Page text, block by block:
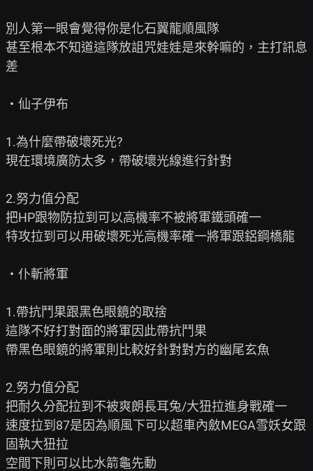
別人第一眼會覺得你是化石翼龍順風隊
甚至根本不知道這隊放詛咒娃娃是來幹嘛的，主打訊息
差
‧仙子伊布
1.為什麼帶破壞死光?
現在環境廣防太多，帶破壞光線進行針對
2.努力值分配
把HP跟物防拉到可以高機率不被將軍鐵頭確一
特攻拉到可以用破壞死光高機率確一將軍跟鋁鋼橋龍
‧仆斬將軍
1.帶抗鬥果跟黑色眼鏡的取捨
這隊不好打對面的將軍因此帶抗鬥果
帶黑色眼鏡的將軍則比較好針對對方的幽尾玄魚
2.努力值分配
把耐久分配拉到不被爽朗長耳兔/大狃拉進身戰確一
速度拉到87是因為順風下可以超車內斂MEGA雪妖女跟
固執大狃拉
空間下則可以比水箭龜先動